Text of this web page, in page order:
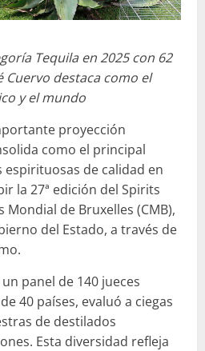
Tequila en 2025 con 62
Cuervo destaca como el
y el mundo
proyección
como el principal
de calidad en
la 27ª edición del Spirits
Mondial de Bruxelles (CMB),
del Estado, a través de
panel de 140 jueces
40 países, evaluó a ciegas
de destilados
Esta diversidad refleja